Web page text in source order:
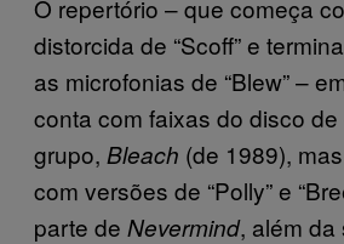
O repertório – que começa
distorcida de “Scoff” e
as microfonias de “Blew” –
conta com faixas do disco
grupo, Bleach (de 1989),
com versões de “Polly” e
parte de Nevermind, além da